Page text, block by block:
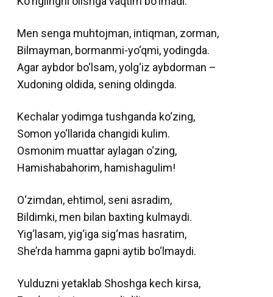
Men senga muhtojman, intiqman, zorman,
Bilmayman, bormanmi-yo‘qmi, yodingda.
Agar aybdor bo‘lsam, yolg‘iz aybdorman –
Xudoning oldida, sening oldingda.
Kechalar yodimga tushganda ko‘zing,
Somon yo‘llarida changidi kulim.
Osmonim muattar aylagan o‘zing,
Hamishabahorim, hamishagulim!
O‘zimdan, ehtimol, seni asradim,
Bildimki, men bilan baxting kulmaydi.
Yig‘lasam, yig‘iga sig‘mas hasratim,
She’rda hamma gapni aytib bo‘lmaydi.
Yulduzni yetaklab Shoshga kech kirsa,